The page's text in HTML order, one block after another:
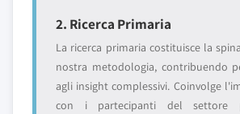
2. Ricerca Primaria
La ricerca primaria costituisce la
nostra metodologia, contribuendo
agli insight complessivi. Coinvolge
con i partecipanti del settore